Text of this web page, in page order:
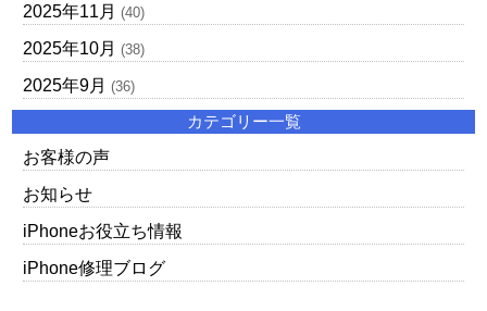
2025年11月 (40)
2025年10月 (38)
2025年9月 (36)
カテゴリー一覧
お客様の声
お知らせ
iPhoneお役立ち情報
iPhone修理ブログ